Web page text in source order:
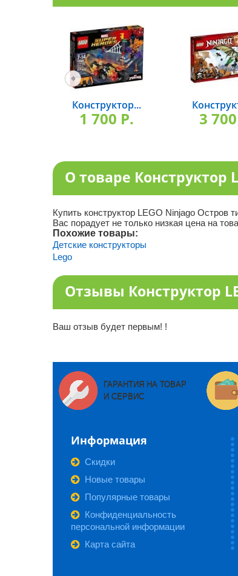
Конструктор...
1 700 P. 3
О товаре Конструктор
Купить конструктор LEGO Ninjago Остров
Вас порадует не только низкая цена на
Похожие товары:
Детские конструкторы
Lego
Отзывы Конструктор
Ваш отзыв будет первым! !
ГАРАНТИЯ НА ТОВАР
И СЕРВИС
Информация
Скидки
Новые товары
Популярные товары
Конфиденциальность
персональной информации
Карта сайта